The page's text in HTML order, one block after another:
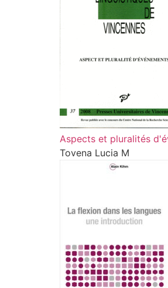
Aspects et pluralités
Tovena Lucia M